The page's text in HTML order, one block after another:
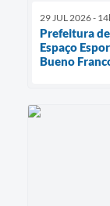
29 JUL 2026 -
Prefeitura
Espaço
Bueno